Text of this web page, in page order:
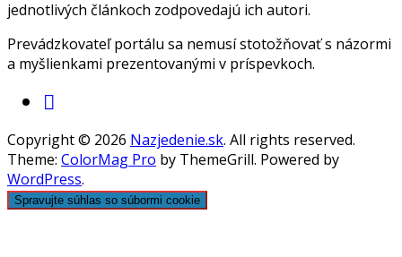
jednotlivých článkoch zodpovedajú ich autori.
Prevádzkovateľ portálu sa nemusí stotožňovať s názormi
a myšlienkami prezentovanými v príspevkoch.
Copyright © 2026 Nazjedenie.sk. All rights reserved.
Theme: ColorMag Pro by ThemeGrill. Powered by
WordPress.
Spravujte súhlas so súbormi cookie